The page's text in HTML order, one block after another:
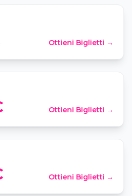
Ottieni Biglietti →
vs. ABBA
Ottieni Biglietti →
meets Coldplay
Ottieni Biglietti →
Rothenbaum